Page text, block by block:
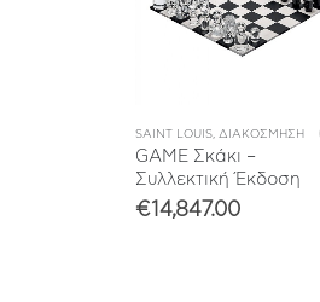
SAINT LOUIS ΔΙΑΚΟΣΜΗΣΗ
GAME Σκάκι –
Συλλεκτική Έκδοση
€14,847.00